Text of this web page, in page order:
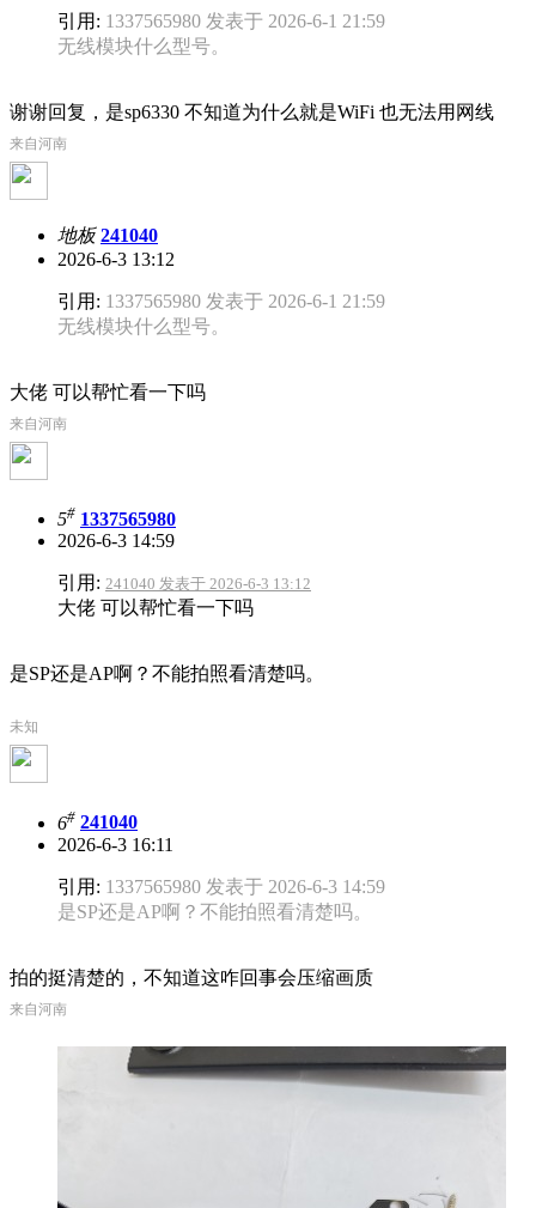
引用: 1337565980 发表于 2026-6-1 21:59
无线模块什么型号。
谢谢回复，是sp6330 不知道为什么就是WiFi 也无法用网线
来自河南
地板 241040
2026-6-3 13:12
引用: 1337565980 发表于 2026-6-1 21:59
无线模块什么型号。
大佬 可以帮忙看一下吗
来自河南
5# 1337565980
2026-6-3 14:59
引用: 241040 发表于 2026-6-3 13:12
大佬 可以帮忙看一下吗
是SP还是AP啊？不能拍照看清楚吗。
未知
6# 241040
2026-6-3 16:11
引用: 1337565980 发表于 2026-6-3 14:59
是SP还是AP啊？不能拍照看清楚吗。
拍的挺清楚的，不知道这咋回事会压缩画质
来自河南